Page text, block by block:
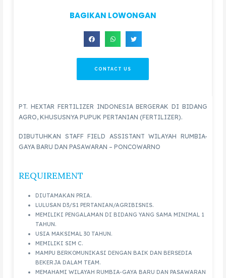
BAGIKAN LOWONGAN
CONTACT US
PT. HEXTAR FERTILIZER INDONESIA BERGERAK DI BIDANG
AGRO, KHUSUSNYA PUPUK PERTANIAN (FERTILIZER).
DIBUTUHKAN STAFF FIELD ASSISTANT WILAYAH RUMBIA-
GAYA BARU DAN PASAWARAN – PONCOWARNO
REQUIREMENT
DIUTAMAKAN PRIA.
LULUSAN D3/S1 PERTANIAN/AGRIBISNIS.
MEMILIKI PENGALAMAN DI BIDANG YANG SAMA MINIMAL 1
TAHUN.
USIA MAKSIMAL 30 TAHUN.
MEMILIKI SIM C.
MAMPU BERKOMUNIKASI DENGAN BAIK DAN BERSEDIA
BEKERJA DALAM TEAM.
MEMAHAMI WILAYAH RUMBIA-GAYA BARU DAN PASAWARAN